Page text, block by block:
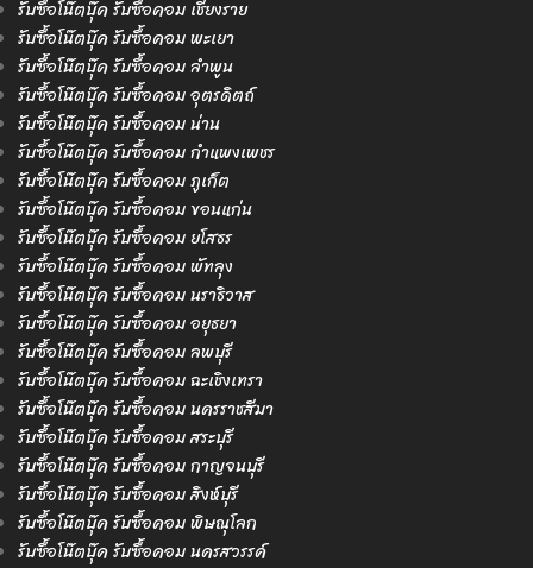
รับซื้อโน๊ตบุ๊ค รับซื้อคอม เชียงราย
รับซื้อโน๊ตบุ๊ค รับซื้อคอม พะเยา
รับซื้อโน๊ตบุ๊ค รับซื้อคอม ลำพูน
รับซื้อโน๊ตบุ๊ค รับซื้อคอม อุตรดิตถ์
รับซื้อโน๊ตบุ๊ค รับซื้อคอม น่าน
รับซื้อโน๊ตบุ๊ค รับซื้อคอม กำแพงเพชร
รับซื้อโน๊ตบุ๊ค รับซื้อคอม ภูเก็ต
รับซื้อโน๊ตบุ๊ค รับซื้อคอม ขอนแก่น
รับซื้อโน๊ตบุ๊ค รับซื้อคอม ยโสธร
รับซื้อโน๊ตบุ๊ค รับซื้อคอม พัทลุง
รับซื้อโน๊ตบุ๊ค รับซื้อคอม นราธิวาส
รับซื้อโน๊ตบุ๊ค รับซื้อคอม อยุธยา
รับซื้อโน๊ตบุ๊ค รับซื้อคอม ลพบุรี
รับซื้อโน๊ตบุ๊ค รับซื้อคอม ฉะเชิงเทรา
รับซื้อโน๊ตบุ๊ค รับซื้อคอม นครราชสีมา
รับซื้อโน๊ตบุ๊ค รับซื้อคอม สระบุรี
รับซื้อโน๊ตบุ๊ค รับซื้อคอม กาญจนบุรี
รับซื้อโน๊ตบุ๊ค รับซื้อคอม สิงห์บุรี
รับซื้อโน๊ตบุ๊ค รับซื้อคอม พิษณุโลก
รับซื้อโน๊ตบุ๊ค รับซื้อคอม นครสวรรค์